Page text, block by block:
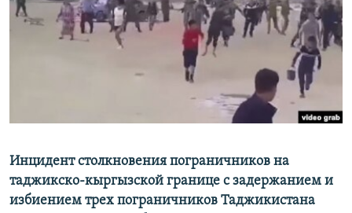
Инцидент столкновения пограничников на
таджикско-кыргызской границе с задержанием и
избиением трех пограничников Таджикистана